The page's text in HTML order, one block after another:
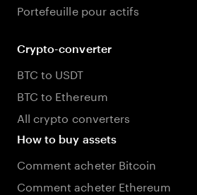
Portefeuille pour actifs
Crypto-converter
BTC to USDT
BTC to Ethereum
All crypto converters
How to buy assets
Comment acheter Bitcoin
Comment acheter Ethereum